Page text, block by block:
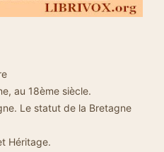
au 18ème siècle.
Le statut de la Bretagne
Héritage.